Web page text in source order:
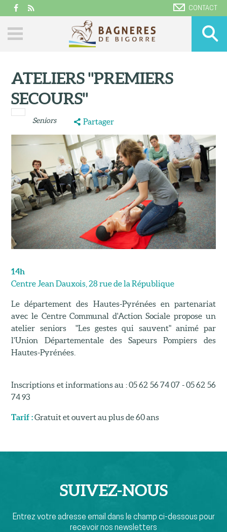
CONTACT
ATELIERS "PREMIERS
SECOURS"
Seniors Partager
14h
Centre Jean Dauxois, 28 rue de la République
Le département des Hautes-Pyrénées en partenariat
avec le Centre Communal d'Action Sociale propose un
atelier seniors "Les gestes qui sauvent" animé par
l'Union Départementale des Sapeurs Pompiers des
Hautes-Pyrénées.
Inscriptions et informations au : 05 62 56 74 07 - 05 62 56
74 93
Tarif :Gratuit et ouvert au plus de 60 ans
SUIVEZ-NOUS
Entrez votre adresse email dans le champ ci-dessous pour
recevoir nos newsletters